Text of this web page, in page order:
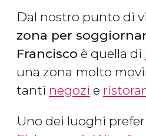
Dal nostro punto di
zona per
Francisco è quella di
una zona molto
tanti negozi e
Uno dei luoghi